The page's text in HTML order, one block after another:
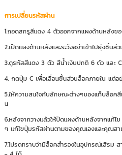
การเปลี่ยนรหัสผ่าน
1.ถอดสกรูสีแดง 4 ตัวออกจากแผงด้านหลัง
2.เปิดแผงด้านหลังและระวังอย่าเข้าไปยุ่งชิ้น
3.ดูรหัสสีแดง 3 ตัว สีน้ำเงินปกติ 6 ตัว และ
4. กดปุ่ม C เพื่อเลื่อนชิ้นส่วนล็อคภายใน แต่
5.ให้ความสนใจกับลักษณะต่างๆของแท็บล็อคสี
น
6.หลังจากวางแล้วให้ปิดแผงด้านหลังจากแก้
ๆ แก้ไขปุ่มรหัสผ่านตามของคุณเองและคุณส
7.โปรดทราบว่ามีล็อคสำรองในอุปกรณ์เสิรม